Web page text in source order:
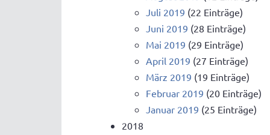
Juli 2019 (22 Einträge)
Juni 2019 (28 Einträge)
Mai 2019 (29 Einträge)
April 2019 (27 Einträge)
März 2019 (19 Einträge)
Februar 2019 (20 Einträge)
Januar 2019 (25 Einträge)
2018